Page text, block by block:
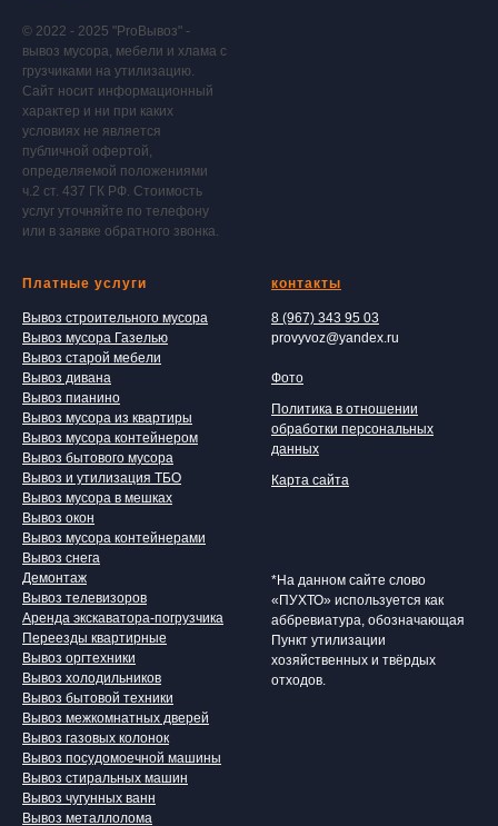
© 2022 - 2025 "ProВывоз" -
вывоз мусора, мебели и хлама с
грузчиками на утилизацию.
Сайт носит информационный
характер и ни при каких
условиях не является
публичной офертой,
определяемой положениями
ч.2 ст. 437 ГК РФ. Стоимость
услуг уточняйте по телефону
или в заявке обратного звонка.
Платные услуги
Вывоз строительного мусора
Вывоз мусора Газелью
Вывоз старой мебели
Вывоз дивана
Вывоз пианино
Вывоз мусора из квартиры
Вывоз мусора контейнером
Вывоз бытового мусора
Вывоз и утилизация ТБО
Вывоз мусора в мешках
Вывоз окон
Вывоз мусора контейнерами
Вывоз снега
Демонтаж
Вывоз телевизоров
Аренда экскаватора-погрузчика
Переезды квартирные
Вывоз оргтехники
Вывоз холодильников
Вывоз бытовой техники
Вывоз межкомнатных дверей
Вывоз газовых колонок
Вывоз посудомоечной машины
Вывоз стиральных машин
Вывоз чугунных ванн
Вывоз металлолома
контакты
8 (967) 343 95 03
provyvoz@yandex.ru
Фото
Политика в отношении
обработки персональных
данных
Карта сайта
*На данном сайте слово
«ПУХТО» используется как
аббревиатура, обозначающая
Пункт утилизации
хозяйственных и твёрдых
отходов.